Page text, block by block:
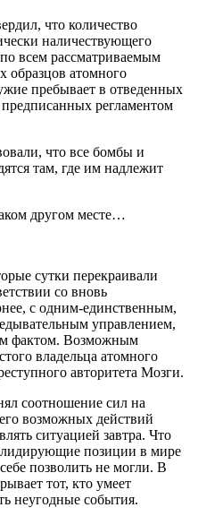
что количество
наличествующего
всем рассматриваемым
образцов атомного
пребывает в отведенных
регламентом
что все бомбы и
там, где им надлежит
другом месте…
сутки перекраивали
со вновь
с одним-единственным,
управлением,
фактом. Возможным
владельца атомного
авторитета Мозги.
соотношение сил на
возможных действий
ситуацией завтра. Что
позиции в мире
позволить не могли. В
тот, кто умеет
неугодные события.